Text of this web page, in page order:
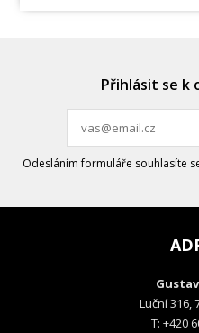
Přihlásit se k
Odesláním formuláře souhlasíte
Luční 316,
T: +420